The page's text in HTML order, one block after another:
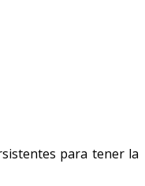
para tener la